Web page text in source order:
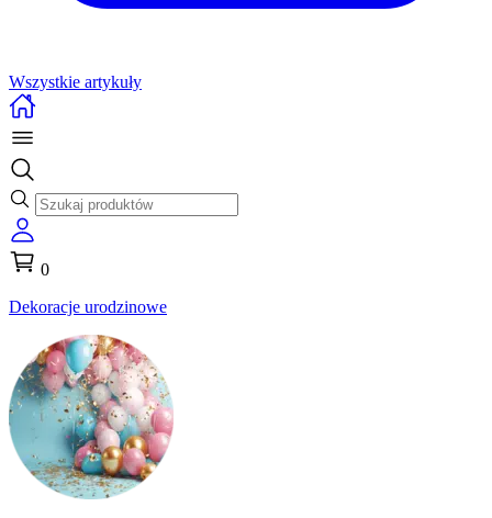
Wszystkie artykuły
0
Dekoracje urodzinowe